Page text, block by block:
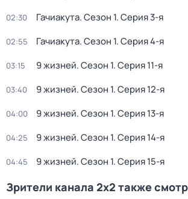
02:30 Гачиакута. Сезон 1. Серия 3-я
02:55 Гачиакута. Сезон 1. Серия 4-я
03:15 9 жизней. Сезон 1. Серия 11-я
03:40 9 жизней. Сезон 1. Серия 12-я
04:00 9 жизней. Сезон 1. Серия 13-я
04:25 9 жизней. Сезон 1. Серия 14-я
04:45 9 жизней. Сезон 1. Серия 15-я
Зрители канала 2x2 также